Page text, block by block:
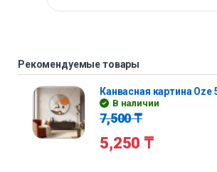
Рекомендуемые товары
Канвасная картина Oze
В наличии
7,500₸
5,250 ₸